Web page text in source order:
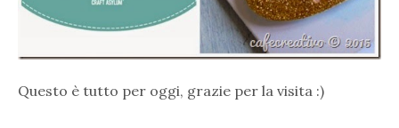
Questo è tutto per oggi, grazie per la visita :)